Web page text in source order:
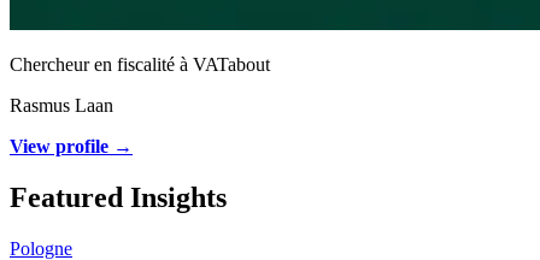
Chercheur en fiscalité à VATabout
Rasmus Laan
View profile →
Featured Insights
Pologne